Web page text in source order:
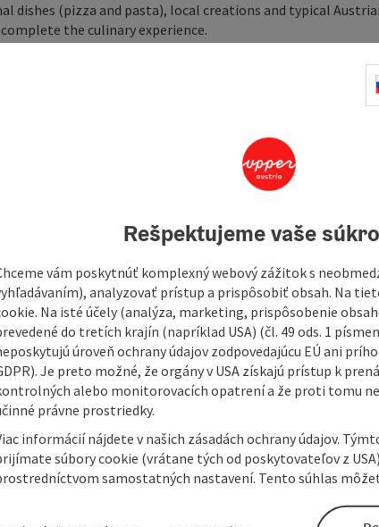
dishes (pizza and pasta), local creations and typical
the culinary experience.
occasions.
will find many excursion and leisure activities, such as the
(4km) and numerous ...
Rešpektujeme vaše
vám poskytnúť komplexný webový zážitok s
analyzovať prístup a prispôsobiť obsah. Na
Na isté účely (analýza, marketing, prispôsobenie
do tretích krajín (napríklad USA) (čl. 49 ods. 1
úroveň ochrany údajov zodpovedajúcu EÚ ani
Je preto možné, že orgány v USA získajú prístup k
alebo monitorovacích opatrení a že proti tomu
právne prostriedky.
informácií nájdete v našich zásadách ochrany údajov.
súbory cookie (vrátane tých od poskytovateľov z
samostatných nastavení. Tento súhlas